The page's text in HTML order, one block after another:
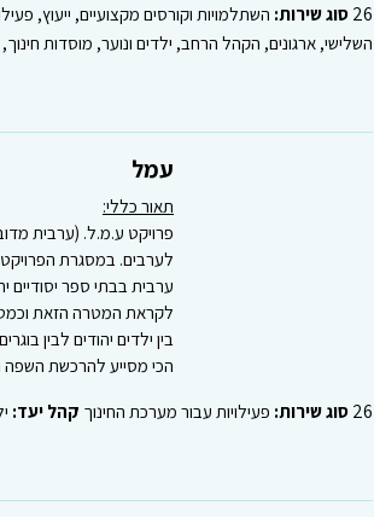
26 סוג שירות: השתלמויות וקורסים מקצועיים, ייעוץ,
השלישי, ארגונים, הקהל הרחב, ילדים ונוער, מוסדות
עמל
תאור כללי:
פרויקט ע.מ.ל. (ערבית
לערבים. במסגרת
ערבית בבתי ספר יסודיים
לקראת המטרה הזאת
בין ילדים יהודים לבין
הכי מסייע להרכשת השפה
26 סוג שירות: פעילויות עבור מערכת החינוך קהל יעד: